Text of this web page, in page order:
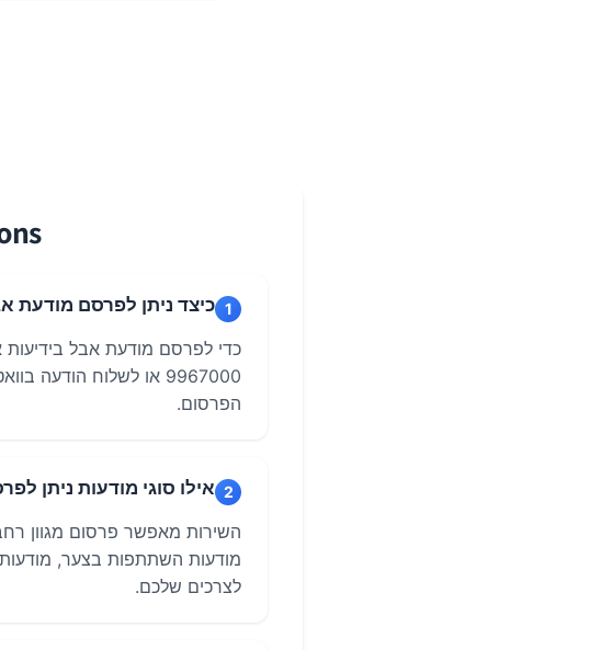
1 כיצד ניתן לפרסם מודעת
9967000 או לשלוח
הפרסום.
2 אילו סוגי מודעות ניתן
השירות מאפשר פרסום מגוון
מודעות השתתפות בצער,
לצרכים שלכם.